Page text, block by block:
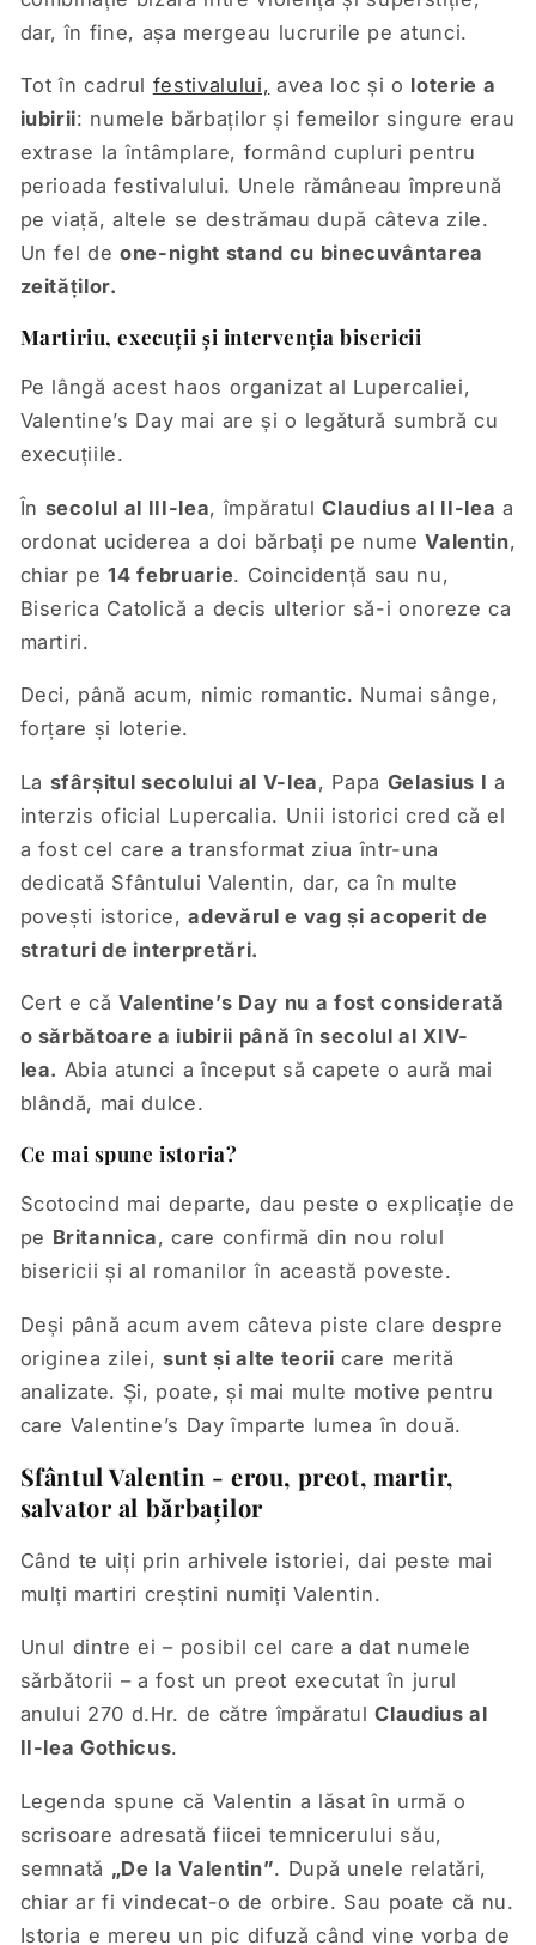
dar, în fine, așa mergeau lucrurile pe atunci.
Tot în cadrul festivalului, avea loc și o loterie a
iubirii: numele bărbaților și femeilor singure erau
extrase la întâmplare, formând cupluri pentru
perioada festivalului. Unele rămâneau împreună
pe viață, altele se destrămau după câteva zile.
Un fel de one-night stand cu binecuvântarea
zeităților.
Martiriu, execuții și intervenția bisericii
Pe lângă acest haos organizat al Lupercaliei,
Valentine’s Day mai are și o legătură sumbră cu
execuțiile.
În secolul al III-lea, împăratul Claudius al II-lea a
ordonat uciderea a doi bărbați pe nume Valentin,
chiar pe 14 februarie. Coincidență sau nu,
Biserica Catolică a decis ulterior să-i onoreze ca
martiri.
Deci, până acum, nimic romantic. Numai sânge,
forțare și loterie.
La sfârșitul secolului al V-lea, Papa Gelasius I a
interzis oficial Lupercalia. Unii istorici cred că el
a fost cel care a transformat ziua într-una
dedicată Sfântului Valentin, dar, ca în multe
povești istorice, adevărul e vag și acoperit de
straturi de interpretări.
Cert e că Valentine’s Day nu a fost considerată
o sărbătoare a iubirii până în secolul al XIV-
lea. Abia atunci a început să capete o aură mai
blândă, mai dulce.
Ce mai spune istoria?
Scotocind mai departe, dau peste o explicație de
pe Britannica, care confirmă din nou rolul
bisericii și al romanilor în această poveste.
Deși până acum avem câteva piste clare despre
originea zilei, sunt și alte teorii care merită
analizate. Și, poate, și mai multe motive pentru
care Valentine’s Day împarte lumea în două.
Sfântul Valentin - erou, preot, martir,
salvator al bărbaților
Când te uiți prin arhivele istoriei, dai peste mai
mulți martiri creștini numiți Valentin.
Unul dintre ei – posibil cel care a dat numele
sărbătorii – a fost un preot executat în jurul
anului 270 d.Hr. de către împăratul Claudius al
II-lea Gothicus.
Legenda spune că Valentin a lăsat în urmă o
scrisoare adresată fiicei temnicerului său,
semnată „De la Valentin”. După unele relatări,
chiar ar fi vindecat-o de orbire. Sau poate că nu.
Istoria e mereu un pic difuză când vine vorba de